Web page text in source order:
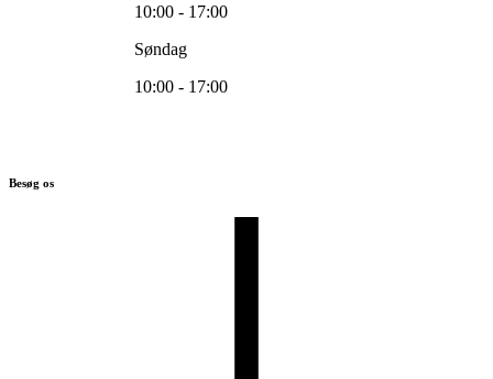
10:00 - 17:00
Søndag
10:00 - 17:00
Besøg os